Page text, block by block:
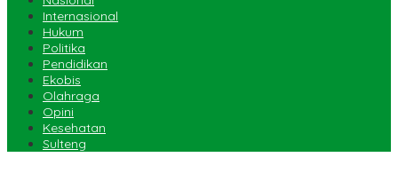
Internasional
Hukum
Politika
Pendidikan
Ekobis
Olahraga
Opini
Kesehatan
Sulteng